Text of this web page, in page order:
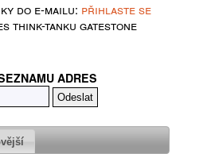
do e-mailu: přihlaste se
think-tanku gatestone
ADRES